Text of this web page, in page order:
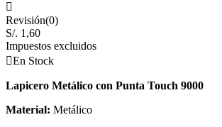

Revisión(0)
S/. 1,60
Impuestos excluidos
En Stock
Lapicero Metálico con Punta Touch 9000
Material: Metálico